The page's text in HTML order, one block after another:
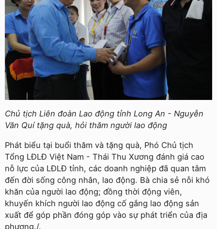
Chủ tịch Liên đoàn Lao động tỉnh Long An - Nguyễn
Văn Quí tặng quà, hỏi thăm người lao động
Phát biểu tại buổi thăm và tặng quà, Phó Chủ tịch
Tổng LĐLĐ Việt Nam - Thái Thu Xương đánh giá cao
nỗ lực của LĐLĐ tỉnh, các doanh nghiệp đã quan tâm
đến đời sống công nhân, lao động. Bà chia sẻ nỗi khó
khăn của người lao động; đồng thời động viên,
khuyến khích người lao động cố gắng lao động sản
xuất để góp phần đóng góp vào sự phát triển của địa
phương./.